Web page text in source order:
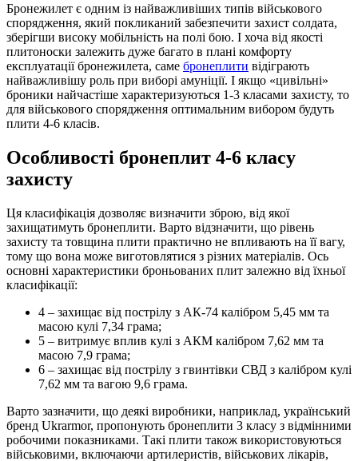
Бронежилет є одним із найважливіших типів військового
спорядження, який покликаний забезпечити захист солдата,
зберігши високу мобільність на полі бою. І хоча від якості
плитоноски залежить дуже багато в плані комфорту
експлуатації бронежилета, саме бронеплити відіграють
найважливішу роль при виборі амуніції. І якщо «цивільні»
броники найчастіше характеризуються 1-3 класами захисту, то
для військового спорядження оптимальним вибором будуть
плити 4-6 класів.
Особливості бронеплит 4-6 класу
захисту
Ця класифікація дозволяє визначити зброю, від якої
захищатимуть бронеплити. Варто відзначити, що рівень
захисту та товщина плити практично не впливають на її вагу,
тому що вона може виготовлятися з різних матеріалів. Ось
основні характеристики броньованих плит залежно від їхньої
класифікації:
4 – захищає від пострілу з АК-74 калібром 5,45 мм та
масою кулі 7,34 грама;
5 – витримує вплив кулі з АКМ калібром 7,62 мм та
масою 7,9 грама;
6 – захищає від пострілу з гвинтівки СВД з калібром кулі
7,62 мм та вагою 9,6 грама.
Варто зазначити, що деякі виробники, наприклад, український
бренд Ukrarmor, пропонують бронеплити 3 класу з відмінними
робочими показниками. Такі плити також використовуються
військовими, включаючи артилеристів, військових лікарів,